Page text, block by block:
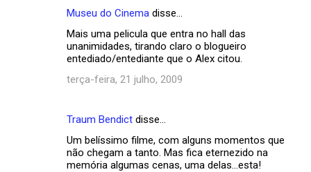
Museu do Cinema disse…
Mais uma pelicula que entra no hall das
unanimidades, tirando claro o blogueiro
entediado/entediante que o Alex citou.
terça-feira, 21 julho, 2009
Traum Bendict disse…
Um belíssimo filme, com alguns momentos que
não chegam a tanto. Mas fica eternezido na
memória algumas cenas, uma delas...esta!